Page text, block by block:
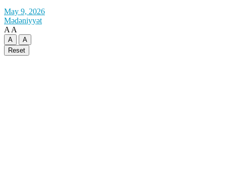
May 9, 2026
Mədəniyyət
A A
A
A
Reset